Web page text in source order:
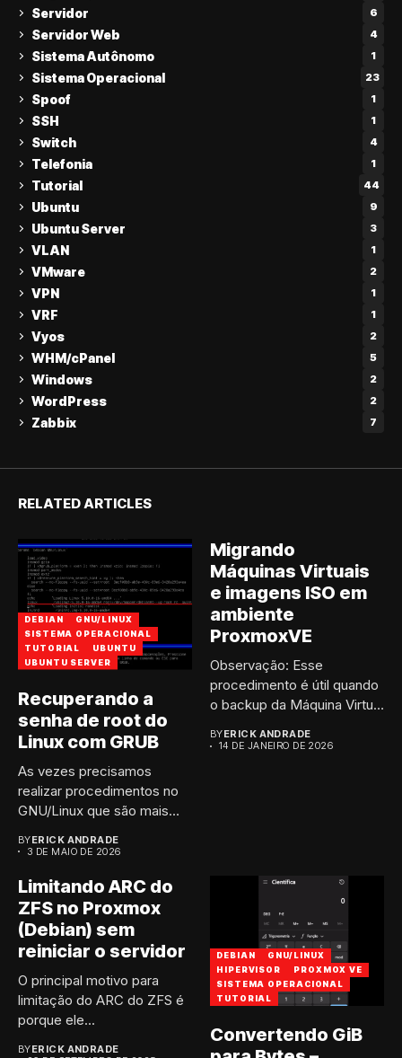
Servidor 6
Servidor Web 4
Sistema Autônomo 1
Sistema Operacional 23
Spoof 1
SSH 1
Switch 4
Telefonia 1
Tutorial 44
Ubuntu 9
Ubuntu Server 3
VLAN 1
VMware 2
VPN 1
VRF 1
Vyos 2
WHM/cPanel 5
Windows 2
WordPress 2
Zabbix 7
RELATED ARTICLES
DEBIAN
GNU/LINUX
SISTEMA OPERACIONAL
TUTORIAL
UBUNTU
UBUNTU SERVER
Recuperando a
senha de root do
Linux com GRUB
As vezes precisamos
realizar procedimentos no
GNU/Linux que são mais
BYERICK ANDRADE
3 DE MAIO DE 2026
Migrando
Máquinas Virtuais
e imagens ISO em
ambiente
ProxmoxVE
Observação: Esse
procedimento é útil quando
o backup da Máquina Virtual
BYERICK ANDRADE
14 DE JANEIRO DE 2026
Limitando ARC do
ZFS no Proxmox
(Debian) sem
reiniciar o servidor
O principal motivo para
limitação do ARC do ZFS é
porque ele...
BYERICK ANDRADE
DEBIAN
GNU/LINUX
HIPERVISOR
PROXMOX VE
SISTEMA OPERACIONAL
TUTORIAL
Convertendo GiB